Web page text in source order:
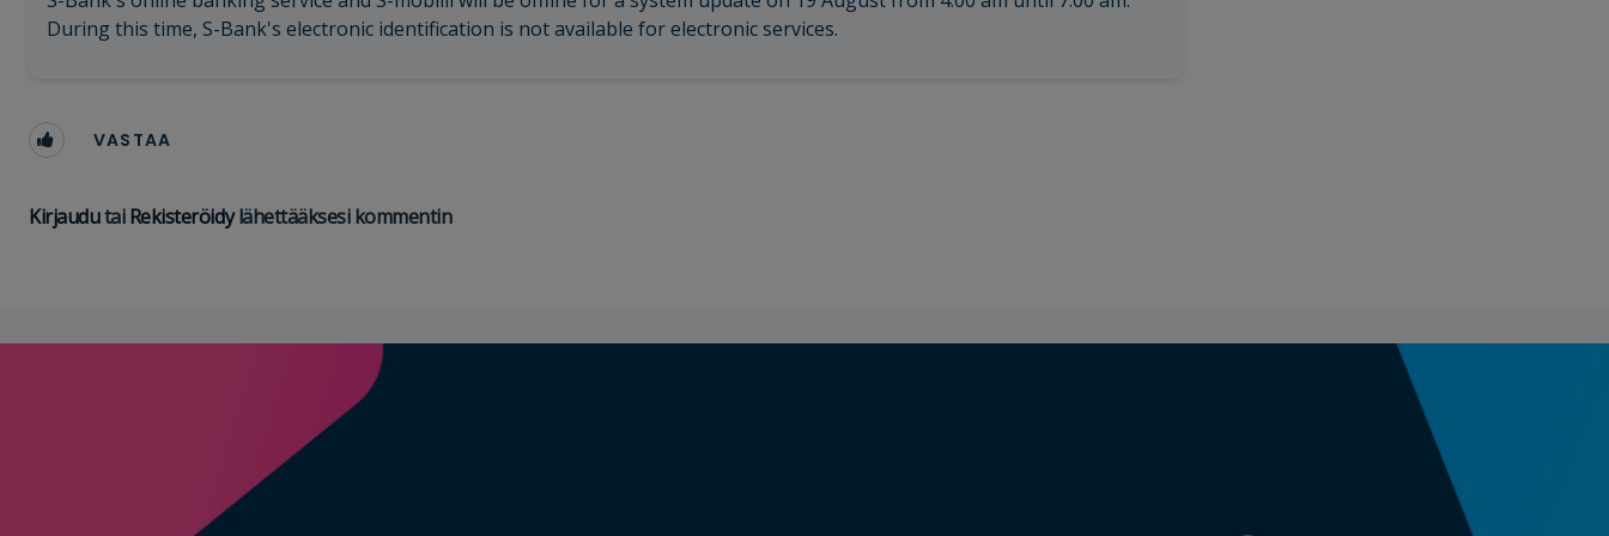
During this time, S-Bank's electronic identification is not available for electronic services.
VASTAA
KirjaudutaiRekisteröidylähettääksesi kommentin